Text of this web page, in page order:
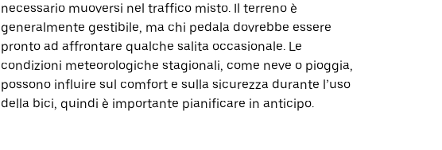
necessario muoversi nel traffico misto. Il terreno è
generalmente gestibile, ma chi pedala dovrebbe essere
pronto ad affrontare qualche salita occasionale. Le
condizioni meteorologiche stagionali, come neve o pioggia,
possono influire sul comfort e sulla sicurezza durante l’uso
della bici, quindi è importante pianificare in anticipo.